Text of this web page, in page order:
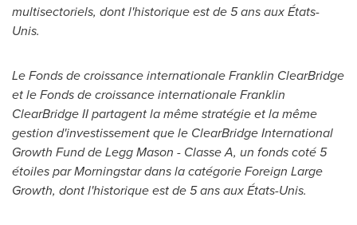
multisectoriels, dont l'historique est de 5 ans aux États-
Unis.
Le Fonds de croissance internationale Franklin ClearBridge
et le Fonds de croissance internationale Franklin
ClearBridge II partagent la même stratégie et la même
gestion d'investissement que le ClearBridge International
Growth Fund deLegg Mason - Classe A, un fonds coté 5
étoiles par Morningstar dans la catégorie Foreign Large
Growth, dont l'historique est de 5 ans aux États-Unis.